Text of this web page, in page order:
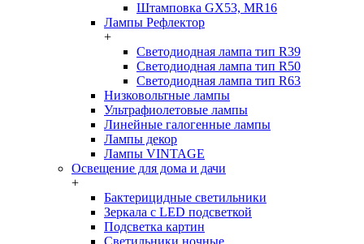
Штамповка GX53, MR16
Лампы Рефлектор
+
Светодиодная лампа тип R39
Светодиодная лампа тип R50
Светодиодная лампа тип R63
Низковольтные лампы
Ультрафиолетовые лампы
Линейные галогенные лампы
Лампы декор
Лампы VINTAGE
Освещение для дома и дачи
+
Бактерицидные светильники
Зеркала с LED подсветкой
Подсветка картин
Светильники ночные